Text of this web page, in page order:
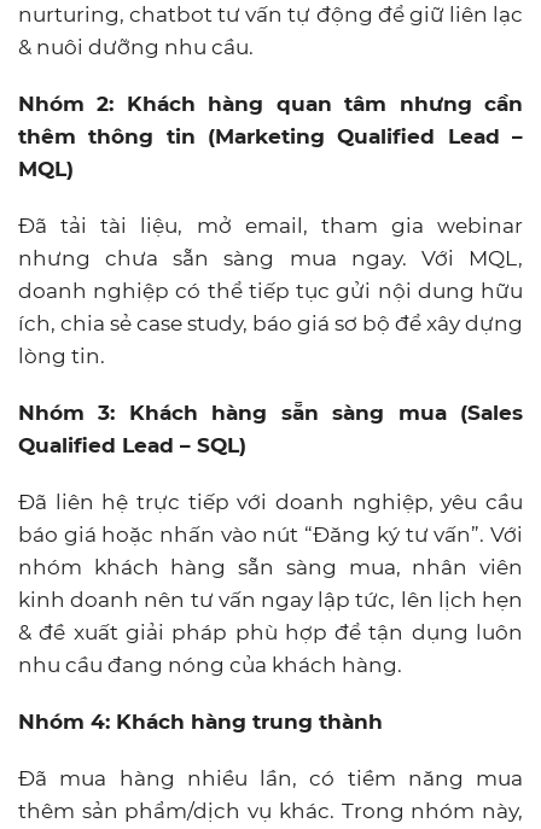
nurturing, chatbot tư vấn tự động để giữ liên lạc
& nuôi dưỡng nhu cầu.
Nhóm 2: Khách hàng quan tâm nhưng cần
thêm thông tin (Marketing Qualified Lead –
MQL)
Đã tải tài liệu, mở email, tham gia webinar
nhưng chưa sẵn sàng mua ngay. Với MQL,
doanh nghiệp có thể tiếp tục gửi nội dung hữu
ích, chia sẻ case study, báo giá sơ bộ để xây dựng
lòng tin.
Nhóm 3: Khách hàng sẵn sàng mua (Sales
Qualified Lead – SQL)
Đã liên hệ trực tiếp với doanh nghiệp, yêu cầu
báo giá hoặc nhấn vào nút “Đăng ký tư vấn”. Với
nhóm khách hàng sẵn sàng mua, nhân viên
kinh doanh nên tư vấn ngay lập tức, lên lịch hẹn
& đề xuất giải pháp phù hợp để tận dụng luôn
nhu cầu đang nóng của khách hàng.
Nhóm 4: Khách hàng trung thành
Đã mua hàng nhiều lần, có tiềm năng mua
thêm sản phẩm/dịch vụ khác. Trong nhóm này,